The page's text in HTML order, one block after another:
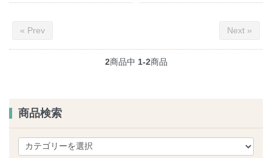
« Prev Next »
2商品中 1-2商品
商品検索